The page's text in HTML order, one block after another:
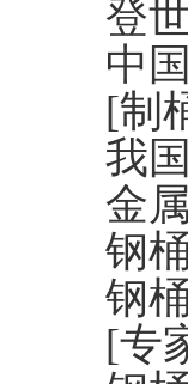
登
中
[制
我
金
钢
钢
[专